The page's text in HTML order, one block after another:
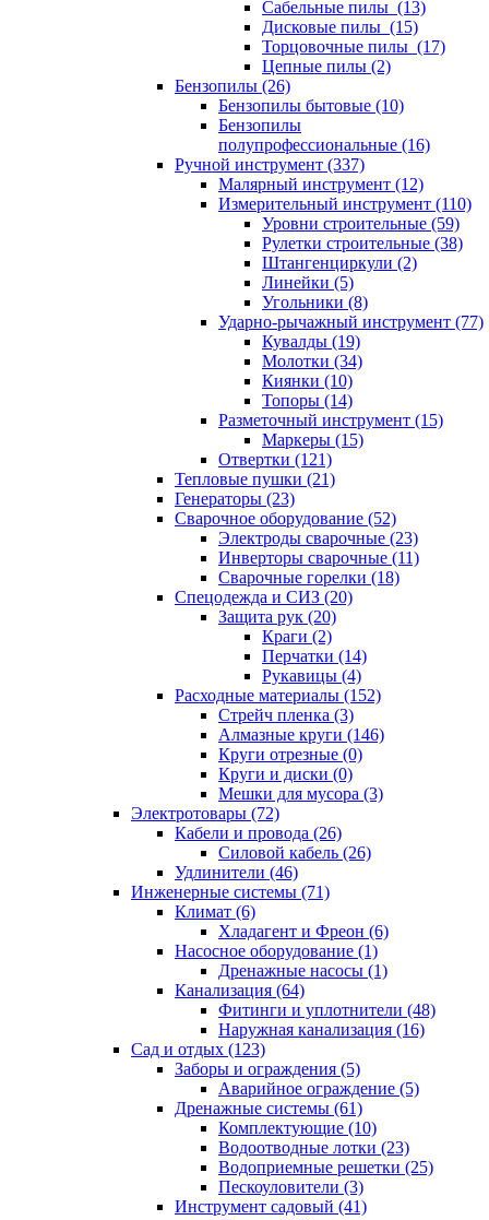
Сабельные пилы (13)
Дисковые пилы (15)
Торцовочные пилы (17)
Цепные пилы (2)
Бензопилы (26)
Бензопилы бытовые (10)
Бензопилы
полупрофессиональные (16)
Ручной инструмент (337)
Малярный инструмент (12)
Измерительный инструмент (110)
Уровни строительные (59)
Рулетки строительные (38)
Штангенциркули (2)
Линейки (5)
Угольники (8)
Ударно-рычажный инструмент (77)
Кувалды (19)
Молотки (34)
Киянки (10)
Топоры (14)
Разметочный инструмент (15)
Маркеры (15)
Отвертки (121)
Тепловые пушки (21)
Генераторы (23)
Сварочное оборудование (52)
Электроды сварочные (23)
Инверторы сварочные (11)
Сварочные горелки (18)
Спецодежда и СИЗ (20)
Защита рук (20)
Краги (2)
Перчатки (14)
Рукавицы (4)
Расходные материалы (152)
Стрейч пленка (3)
Алмазные круги (146)
Круги отрезные (0)
Круги и диски (0)
Мешки для мусора (3)
Электротовары (72)
Кабели и провода (26)
Силовой кабель (26)
Удлинители (46)
Инженерные системы (71)
Климат (6)
Хладагент и Фреон (6)
Насосное оборудование (1)
Дренажные насосы (1)
Канализация (64)
Фитинги и уплотнители (48)
Наружная канализация (16)
Сад и отдых (123)
Заборы и ограждения (5)
Аварийное ограждение (5)
Дренажные системы (61)
Комплектующие (10)
Водоотводные лотки (23)
Водоприемные решетки (25)
Пескоуловители (3)
Инструмент садовый (41)